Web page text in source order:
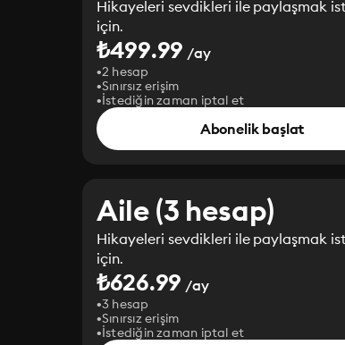
Hikayeleri sevdikleri ile paylaşmak
için.
₺499.99 /ay
2 hesap
Sınırsız erişim
İstediğin zaman iptal et
Abonelik başlat
Aile (3 hesap)
Hikayeleri sevdikleri ile paylaşmak
için.
₺626.99 /ay
3 hesap
Sınırsız erişim
İstediğin zaman iptal et